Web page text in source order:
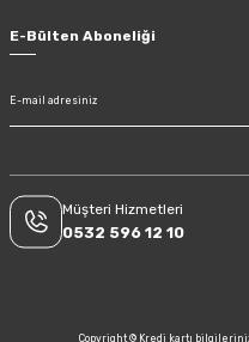
E-Bülten Aboneliği
Müşteri Hizmetleri
0532 596 12 10
Copyright © Kredi kartı